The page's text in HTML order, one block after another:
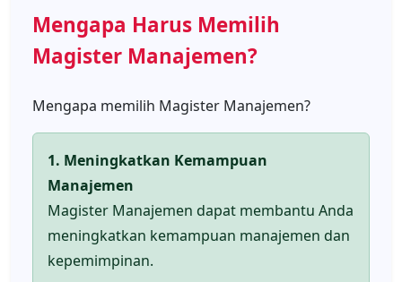
Mengapa Harus Memilih
Magister Manajemen?
Mengapa memilih Magister Manajemen?
1. Meningkatkan Kemampuan
Manajemen
Magister Manajemen dapat membantu Anda
meningkatkan kemampuan manajemen dan
kepemimpinan.